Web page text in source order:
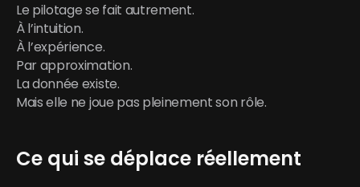
Le pilotage se fait autrement.
À l’intuition.
À l’expérience.
Par approximation.
La donnée existe.
Mais elle ne joue pas pleinement son rôle.
Ce qui se déplace réellement